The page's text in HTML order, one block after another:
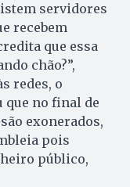
servidores
recebem
que essa
chão?”,
redes, o
que no final de
exonerados,
pois
público,